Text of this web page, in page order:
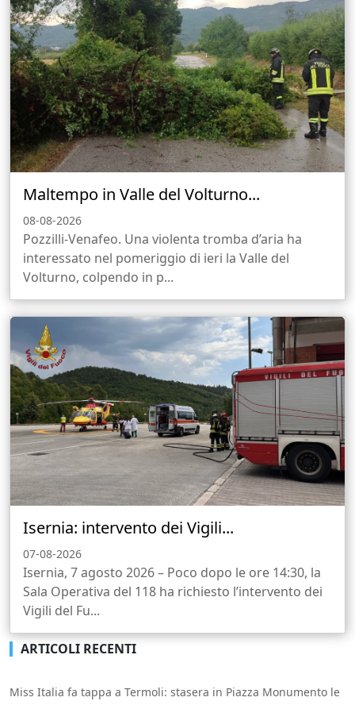
Maltempo in Valle del Volturno...
08-08-2026
Pozzilli-Venafeo. Una violenta tromba d’aria ha
interessato nel pomeriggio di ieri la Valle del
Volturno, colpendo in p...
Isernia: intervento dei Vigili...
07-08-2026
Isernia, 7 agosto 2026 – Poco dopo le ore 14:30, la
Sala Operativa del 118 ha richiesto l’intervento dei
Vigili del Fu...
ARTICOLI RECENTI
Miss Italia fa tappa a Termoli: stasera in Piazza Monumento le